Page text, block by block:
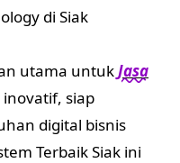
di Siak
utama untukJasa
siap
digital bisnis
Terbaik Siak ini